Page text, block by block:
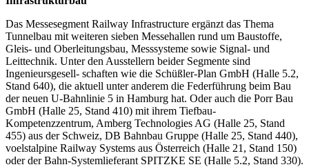
Das Messesegment Railway Infrastructure ergänzt das Thema
Tunnelbau mit weiteren sieben Messehallen rund um Baustoffe,
Gleis- und Oberleitungsbau, Messsysteme sowie Signal- und
Leittechnik. Unter den Ausstellern beider Segmente sind
Ingenieursgesell- schaften wie die Schüßler-Plan GmbH (Halle 5.2,
Stand 640), die aktuell unter anderem die Federführung beim Bau
der neuen U-Bahnlinie 5 in Hamburg hat. Oder auch die Porr Bau
GmbH (Halle 25, Stand 410) mit ihrem Tiefbau-
Kompetenzzentrum, Amberg Technologies AG (Halle 25, Stand
455) aus der Schweiz, DB Bahnbau Gruppe (Halle 25, Stand 440),
voelstalpine Railway Systems aus Österreich (Halle 21, Stand 150)
oder der Bahn-Systemlieferant SPITZKE SE (Halle 5.2, Stand 330).